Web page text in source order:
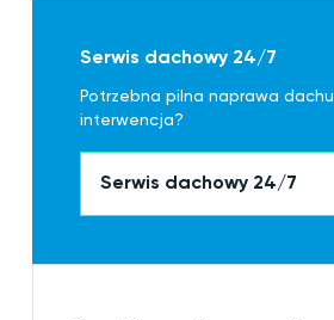
Serwis dachowy 24/7
Potrzebna pilna naprawa
interwencja?
Serwis dachowy 24/7